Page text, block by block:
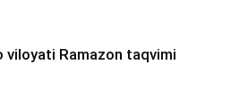
viloyati Ramazon taqvimi